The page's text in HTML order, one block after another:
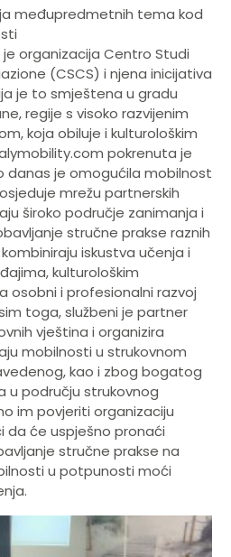
međupredmetnih tema kod
organizacija Centro Studi
(CSCS) i njena inicijativa
je to smještena u gradu
regije s visoko razvijenim
koja obiluje i kulturološkim
pokrenuta je
danas je omogućila mobilnost
mrežu partnerskih
široko područje zanimanja i
stručne prakse raznih
iskustva učenja i
kulturološkim
osobni i profesionalni razvoj
toga, službeni je partner
vještina i organizira
mobilnosti u strukovnom
kao i zbog bogatog
u području strukovnog
im povjeriti organizaciju
da će uspješno pronaći
stručne prakse na
u potpunosti moći